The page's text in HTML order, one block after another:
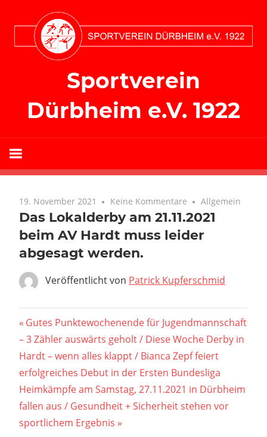
Inhalt
springen
Sportverein
Dürbheim e.V. 1922
19. November 2021 Keine Kommentare Allgemein
Das Lokalderby am 21.11.2021
beim AV Hardt muss leider
abgesagt werden.
Veröffentlicht von Patrick Kupferschmid
Beitragsnavigation
Vorheriger
Beitrag:
Gutes Punktewochenende für Jugendmannschaft
– 3 Zähler auswärts geholt / Diese Woche Derby in
Hardt – wenn alles klappt / Bianca Zepf feiert
erfolgreiches Debut in der Ersten Bundesliga
Nächster
Beitrag:
Heimkämpfe am Samstag, 27.11.2021 in Dürbheim
fallen aus / Gesundheit + Sicherheit stehen vor
sportlichem Ergebnis